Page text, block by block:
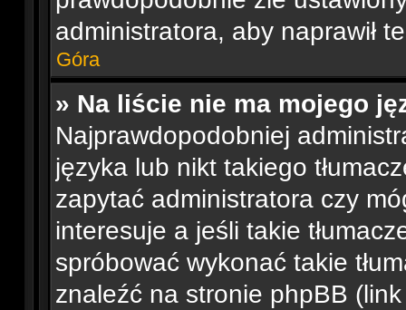
administratora, aby naprawił
Góra
» Na liście nie ma mojego
Najprawdopodobniej
języka lub nikt takiego
zapytać administratora czy
interesuje a jeśli takie
spróbować wykonać takie
znaleźć na stronie phpBB